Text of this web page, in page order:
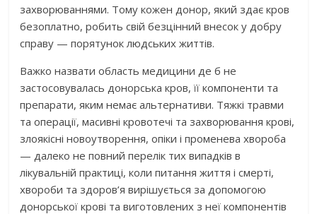
захворюваннями. Тому кожен донор, який здає кров
безоплатно, робить свій безцінний внесок у добру
справу — порятунок людських життів.
Важко назвати область медицини де б не
застосовувалась донорська кров, її компоненти та
препарати, яким немає альтернативи. Тяжкі травми
та операції, масивні кровотечі та захворювання крові,
злоякісні новоутворення, опіки і променева хвороба
— далеко не повний перелік тих випадків в
лікувальній практиці, коли питання життя і смерті,
хвороби та здоров’я вирішується за допомогою
донорської крові та виготовлених з неї компонентів